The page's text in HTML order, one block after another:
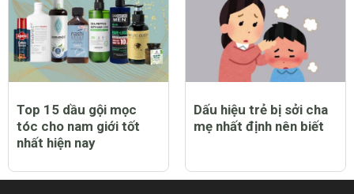
Top 15 dầu gội mọc
tóc cho nam giới tốt
nhất hiện nay
Dấu hiệu trẻ bị sởi cha
mẹ nhất định nên biết